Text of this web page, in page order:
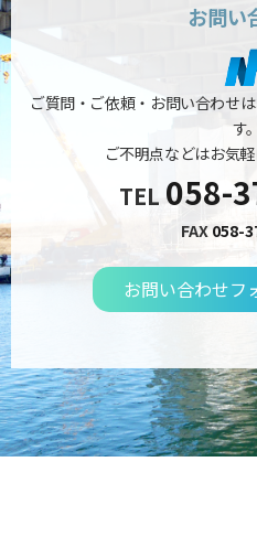
お問い
ご質問・ご依頼・お問い合わせ
す。
ご不明点などはお気
TEL 058-
FAX 058-
お問い合わせフ